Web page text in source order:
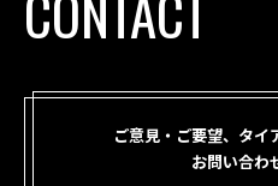
ご意見・ご要望、タイ
お問い合わ